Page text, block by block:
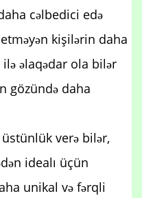
cəlbedici edə
kişilərin daha
əlaqədar ola bilər
gözündə daha
üstünlük verə bilər,
idealı üçün
unikal və fərqli